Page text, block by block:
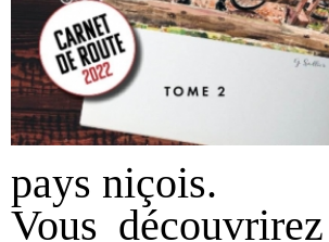
pays niçois.
Vous